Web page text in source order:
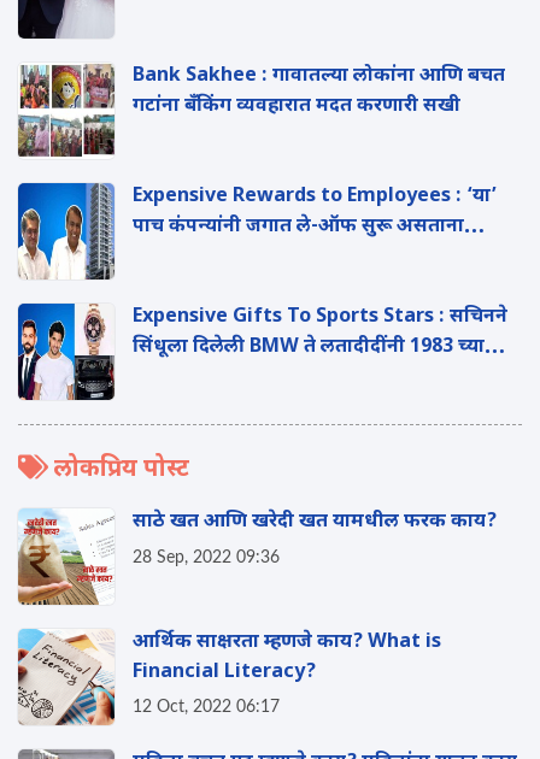
Bank Sakhee : गावातल्या लोकांना आणि बचत
गटांना बँकिंग व्यवहारात मदत करणारी सखी
Expensive Rewards to Employees : ‘या’
पाच कंपन्यांनी जगात ले-ऑफ सुरू असताना
Expensive Gifts To Sports Stars : सचिनने
सिंधूला दिलेली BMW ते लतादीदींनी 1983 च्या
लोकप्रिय पोस्ट
साठे खत आणि खरेदी खत यामधील फरक काय?
28 Sep, 2022 09:36
आर्थिक साक्षरता म्हणजे काय? What is
Financial Literacy?
12 Oct, 2022 06:17